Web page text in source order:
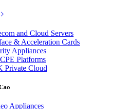
and Cloud Servers
& Acceleration Cards
Appliances
Platforms
Private Cloud
Appliances